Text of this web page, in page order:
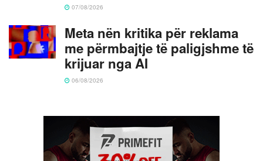
07/08/2026
Meta nën kritika për reklama
me përmbajtje të paligjshme të
krijuar nga AI
06/08/2026